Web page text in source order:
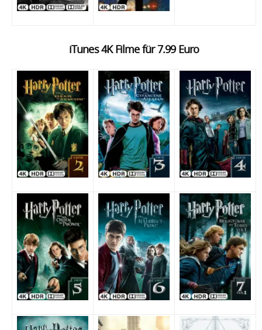
iTunes 4K Filme für 7.99 Euro